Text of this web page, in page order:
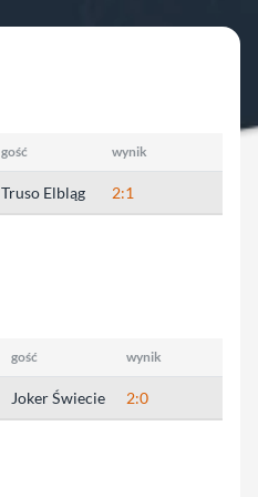
gość wynik
Truso Elbląg 2:1
gość wynik
Joker Świecie 2:0